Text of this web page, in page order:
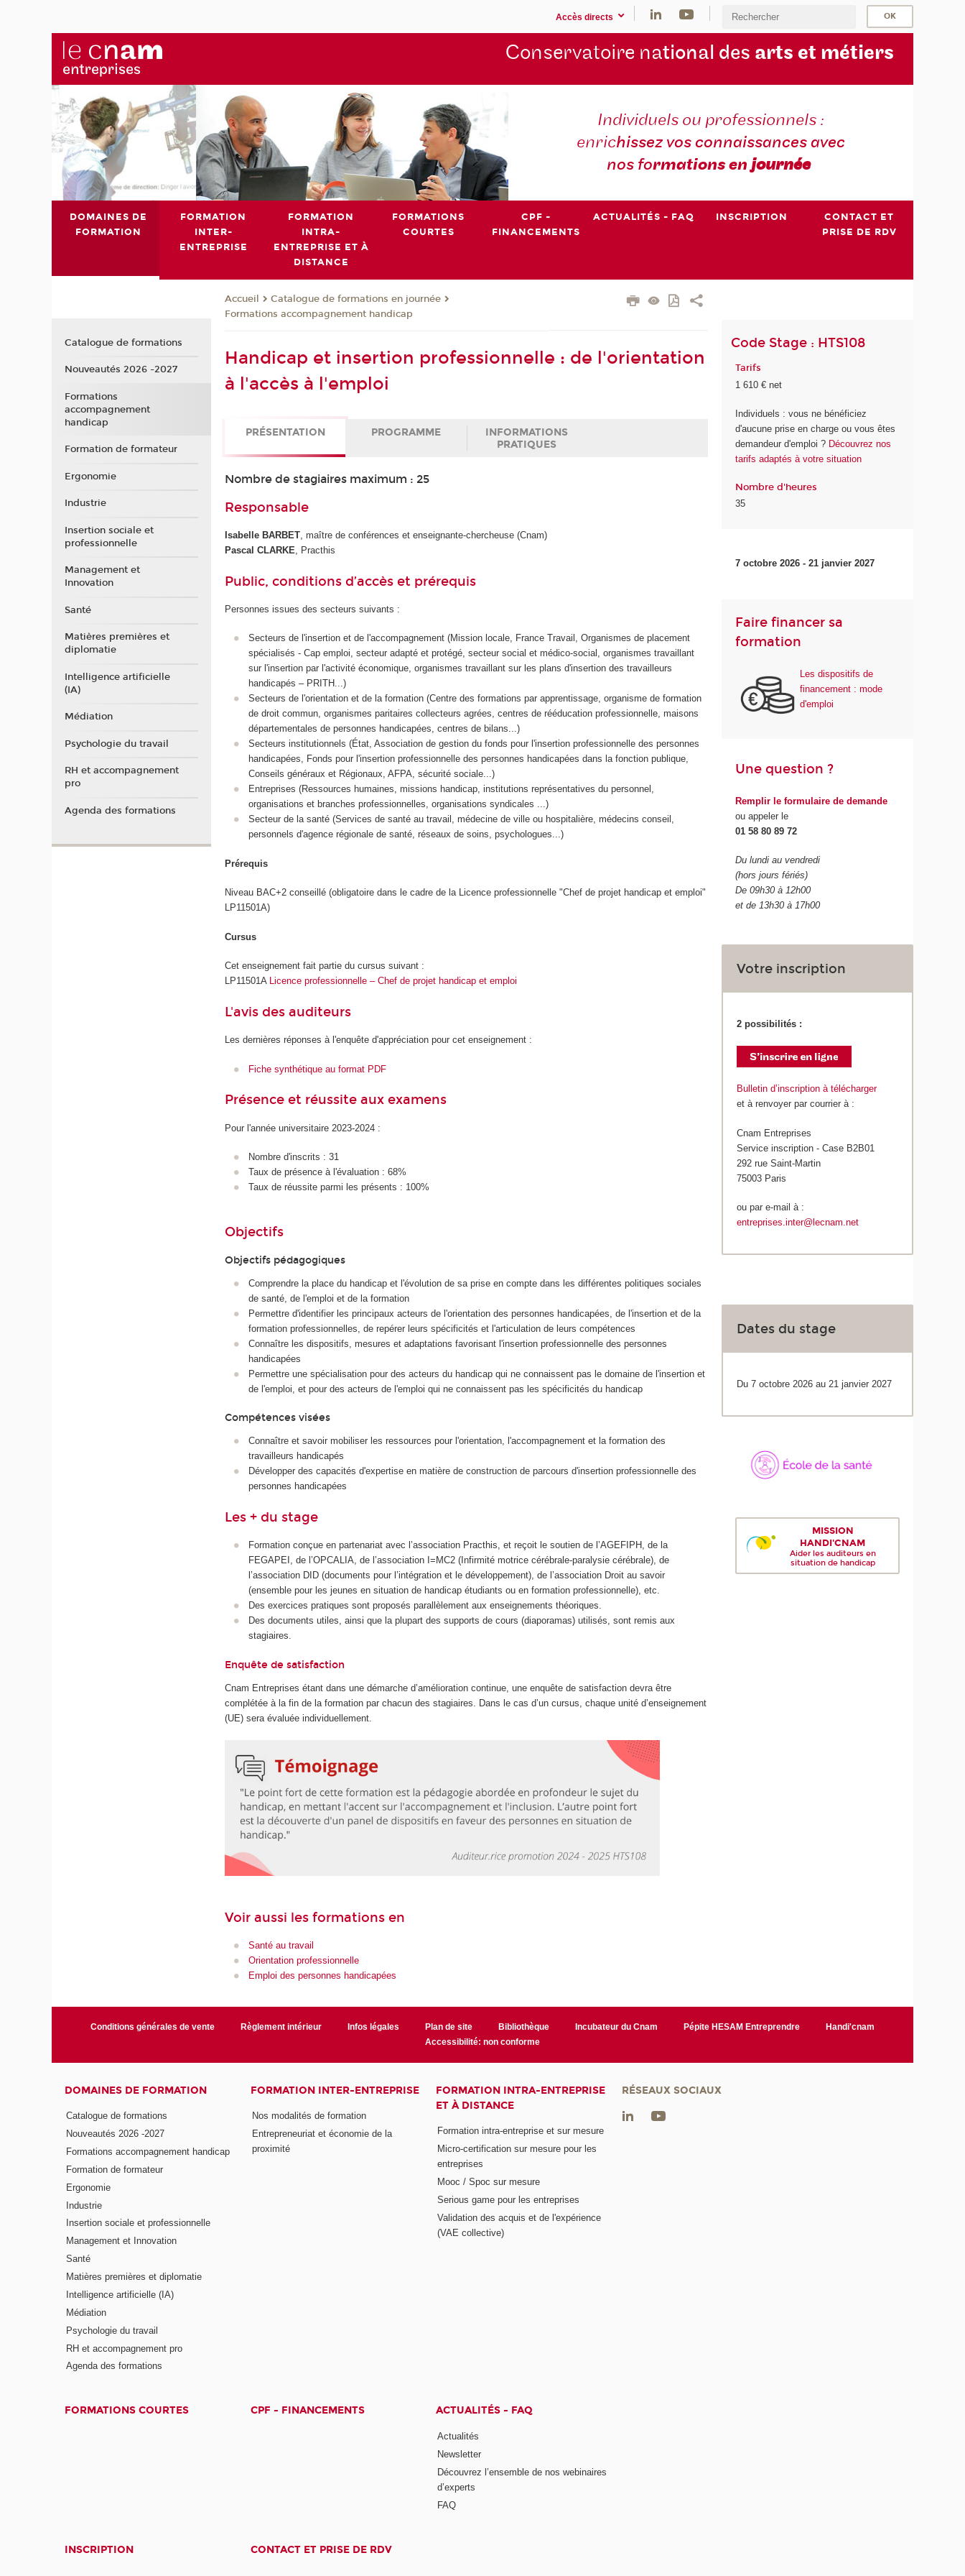
Accès directs
Conservatoire national des arts et métiers
Individuels ou professionnels :
enrichissez vos connaissances avec
nos formations enjournée
DOMAINES DE
FORMATION
FORMATION
INTER-
ENTREPRISE
FORMATION
INTRA-
ENTREPRISE ET À
DISTANCE
FORMATIONS
COURTES
CPF -
FINANCEMENTS
ACTUALITÉS - FAQ INSCRIPTION
CONTACT ET
PRISE DE RDV
Accueil
Catalogue de formations en journée
Formations accompagnement handicap
Handicap et insertion professionnelle : de l'orientation
à l'accès à l'emploi
PRÉSENTATION PROGRAMME
INFORMATIONS
PRATIQUES
Nombre de stagiaires maximum : 25
Responsable
Isabelle BARBET, maître de conférences et enseignante-chercheuse (Cnam)
Pascal CLARKE, Practhis
Public, conditions d’accès et prérequis
Personnes issues des secteurs suivants :
Secteurs de l'insertion et de l'accompagnement (Mission locale, France Travail, Organismes de placement
spécialisés - Cap emploi, secteur adapté et protégé, secteur social et médico-social, organismes travaillant
sur l'insertion par l'activité économique, organismes travaillant sur les plans d'insertion des travailleurs
handicapés – PRITH...)
Secteurs de l'orientation et de la formation (Centre des formations par apprentissage, organisme de formation
de droit commun, organismes paritaires collecteurs agrées, centres de rééducation professionnelle, maisons
départementales de personnes handicapées, centres de bilans...)
Secteurs institutionnels (État, Association de gestion du fonds pour l'insertion professionnelle des personnes
handicapées, Fonds pour l'insertion professionnelle des personnes handicapées dans la fonction publique,
Conseils généraux et Régionaux, AFPA, sécurité sociale...)
Entreprises (Ressources humaines, missions handicap, institutions représentatives du personnel,
organisations et branches professionnelles, organisations syndicales ...)
Secteur de la santé (Services de santé au travail, médecine de ville ou hospitalière, médecins conseil,
personnels d'agence régionale de santé, réseaux de soins, psychologues...)
Prérequis
Niveau BAC+2 conseillé (obligatoire dans le cadre de la Licence professionnelle "Chef de projet handicap et emploi"
LP11501A)
Cursus
Cet enseignement fait partie du cursus suivant :
LP11501ALicence professionnelle – Chef de projet handicap et emploi
L'avis des auditeurs
Les dernières réponses à l'enquête d'appréciation pour cet enseignement :
Fiche synthétique au format PDF
Présence et réussite aux examens
Pour l'année universitaire 2023-2024 :
Nombre d'inscrits : 31
Taux de présence à l'évaluation : 68%
Taux de réussite parmi les présents : 100%
Objectifs
Objectifs pédagogiques
Comprendre la place du handicap et l'évolution de sa prise en compte dans les différentes politiques sociales
de santé, de l'emploi et de la formation
Permettre d'identifier les principaux acteurs de l'orientation des personnes handicapées, de l'insertion et de la
formation professionnelles, de repérer leurs spécificités et l'articulation de leurs compétences
Connaître les dispositifs, mesures et adaptations favorisant l'insertion professionnelle des personnes
handicapées
Permettre une spécialisation pour des acteurs du handicap qui ne connaissent pas le domaine de l'insertion et
de l'emploi, et pour des acteurs de l'emploi qui ne connaissent pas les spécificités du handicap
Compétences visées
Connaître et savoir mobiliser les ressources pour l'orientation, l'accompagnement et la formation des
travailleurs handicapés
Développer des capacités d'expertise en matière de construction de parcours d'insertion professionnelle des
personnes handicapées
Les + du stage
Formation conçue en partenariat avec l’association Practhis, et reçoit le soutien de l’AGEFIPH, de la
FEGAPEI, de l’OPCALIA, de l’association I=MC2 (Infirmité motrice cérébrale-paralysie cérébrale), de
l’association DID (documents pour l’intégration et le développement), de l’association Droit au savoir
(ensemble pour les jeunes en situation de handicap étudiants ou en formation professionnelle), etc.
Des exercices pratiques sont proposés parallèlement aux enseignements théoriques.
Des documents utiles, ainsi que la plupart des supports de cours (diaporamas) utilisés, sont remis aux
stagiaires.
Enquête de satisfaction
Cnam Entreprises étant dans une démarche d’amélioration continue, une enquête de satisfaction devra être
complétée à la fin de la formation par chacun des stagiaires. Dans le cas d’un cursus, chaque unité d’enseignement
(UE) sera évaluée individuellement.
Voir aussi les formations en
Santé au travail
Orientation professionnelle
Emploi des personnes handicapées
Code Stage : HTS108
Tarifs
1 610 € net
Individuels : vous ne bénéficiez
d'aucune prise en charge ou vous êtes
demandeur d'emploi ? Découvrez nos
tarifs adaptés à votre situation
Nombre d'heures
35
7 octobre 2026 - 21 janvier 2027
Faire financer sa
formation
Les dispositifs de
financement : mode
d'emploi
Une question ?
Remplir le formulaire de demande
ou appeler le
01 58 80 89 72
Du lundi au vendredi
(hors jours fériés)
De 09h30 à 12h00
et de 13h30 à 17h00
Votre inscription
2 possibilités :
Bulletin d’inscription à télécharger
et à renvoyer par courrier à :
Cnam Entreprises
Service inscription - Case B2B01
292 rue Saint-Martin
75003 Paris
ou par e-mail à :
entreprises.inter@lecnam.net
Dates du stage
Du 7 octobre 2026 au 21 janvier 2027
MISSION
HANDI'CNAM
Aider les auditeurs en
situation de handicap
Catalogue de formations
Nouveautés 2026 -2027
Formations
accompagnement
handicap
Formation de formateur
Ergonomie
Industrie
Insertion sociale et
professionnelle
Management et
Innovation
Santé
Matières premières et
diplomatie
Intelligence artificielle
(IA)
Médiation
Psychologie du travail
RH et accompagnement
pro
Agenda des formations
Conditions générales de vente Règlement intérieur Infos légales Plan de site Bibliothèque Incubateur du Cnam Pépite HESAM Entreprendre
Handi'cnam
Accessibilité: non conforme
DOMAINES DE FORMATION
Catalogue de formations
Nouveautés 2026 -2027
Formations accompagnement handicap
Formation de formateur
Ergonomie
Industrie
Insertion sociale et professionnelle
Management et Innovation
Santé
Matières premières et diplomatie
Intelligence artificielle (IA)
Médiation
Psychologie du travail
RH et accompagnement pro
Agenda des formations
FORMATION INTER-ENTREPRISE
Nos modalités de formation
Entrepreneuriat et économie de la
proximité
FORMATION INTRA-ENTREPRISE
ET À DISTANCE
Formation intra-entreprise et sur mesure
Micro-certification sur mesure pour les
entreprises
Mooc / Spoc sur mesure
Serious game pour les entreprises
Validation des acquis et de l'expérience
(VAE collective)
FORMATIONS COURTES CPF - FINANCEMENTS ACTUALITÉS - FAQ
Actualités
Newsletter
Découvrez l’ensemble de nos webinaires
d’experts
FAQ
INSCRIPTION CONTACT ET PRISE DE RDV
RÉSEAUX SOCIAUX